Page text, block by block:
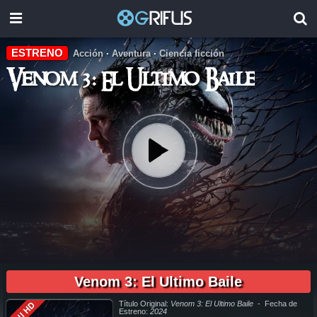
ESTRENO Acción ·Aventura·Ciencia ficción
Venom 3: El Ultimo Baile
completa Venom 3: El Ultimo Baile en español latino, pelicula completa Venom 3: El Ultimo Baile audio latino, pelicula completa Venom 3: El Ultimo Baile audio latino online, como ver Venom 3: El Ultimo
descargar Venom 3: El Ultimo Baile pelicula completa en español latino, ver Venom 3: El Ultimo Baile pelicula completa en español, ver Venom 3: El Ultimo Baile pelicula completa en español latino,
Venom 3: El Ultimo Baile pelicula completa audio latino, Venom 3: El Ultimo Baile pelicula completa 2019, Venom 3: El Ultimo Baile pelicula completa en español, Venom 3: El Ultimo Baile pelicula
completa en español latino, trailer Venom 3: El Ultimo Baile, Venom 3: El Ultimo Baile trailer, ver trailer Venom 3: El Ultimo Baile español, trailer en español Venom 3: El Ultimo Baile, Venom 3: El Ultimo
Baile trailer español latino, Venom 3: El Ultimo Baile descargar torrent gratis, descargar pelicula completa Venom 3: El Ultimo Baile hd, descargar Venom 3: El Ultimo Baile pelicula completa,
descargar Venom 3: El Ultimo Baile pelicula completa torrent, descargar Venom 3: El Ultimo Baile pelicula completa utorrent, descargar Venom 3: El Ultimo Baile pelicula completa mega, descargar
El Ultimo Baile gratis, descargar pelicula Venom 3: El Ultimo Baile completa, en Español, en Español Latino, en Latino, ver Venom 3: El Ultimo Baile Online, ver gratis Venom 3: El Ultimo Baile online,
ver pelicula Venom 3: El Ultimo Baile online, ver Venom 3: El Ultimo Baile online megavideo, ver pelicula Venom 3: El Ultimo Baile online gratis, ver online Venom 3: El Ultimo Baile, Venom 3: El Ultimo
Baile online ver pelicula, ver estreno Venom 3: El Ultimo Baile online, Venom 3: El Ultimo Baile online ver, Venom 3: El Ultimo Baile ver online, Ver Pelicula Venom 3: El Ultimo Baile Español Latino,
Pelicula Venom 3: El Ultimo Baile Latino Online, Pelicula Venom 3: El Ultimo Baile Español Online, Pelicula Venom 3: El Ultimo Baile Subtitulado,
Venom 3: El Ultimo Baile
Título Original: Venom 3: El Ultimo Baile - Fecha de
Estreno:2024